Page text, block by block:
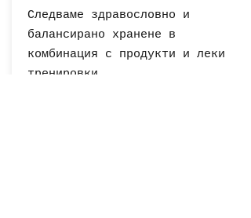
Следваме здравословно и
балансирано хранене в
комбинация с продукти и леки
тренировки.